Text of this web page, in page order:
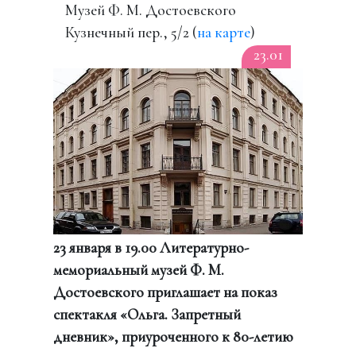
Музей Ф. М. Достоевского
Кузнечный пер., 5/2 (на карте)
23.01
23 января в 19.00 Литературно-
мемориальный музей Ф. М.
Достоевского приглашает на показ
спектакля «Ольга. Запретный
дневник», приуроченного к 80-летию